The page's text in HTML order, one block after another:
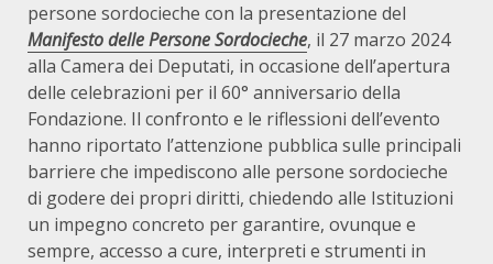
persone sordocieche con la presentazione del
Manifesto delle Persone Sordocieche, il 27 marzo 2024
alla Camera dei Deputati, in occasione dell’apertura
delle celebrazioni per il 60° anniversario della
Fondazione. Il confronto e le riflessioni dell’evento
hanno riportato l’attenzione pubblica sulle principali
barriere che impediscono alle persone sordocieche
di godere dei propri diritti, chiedendo alle Istituzioni
un impegno concreto per garantire, ovunque e
sempre, accesso a cure, interpreti e strumenti in